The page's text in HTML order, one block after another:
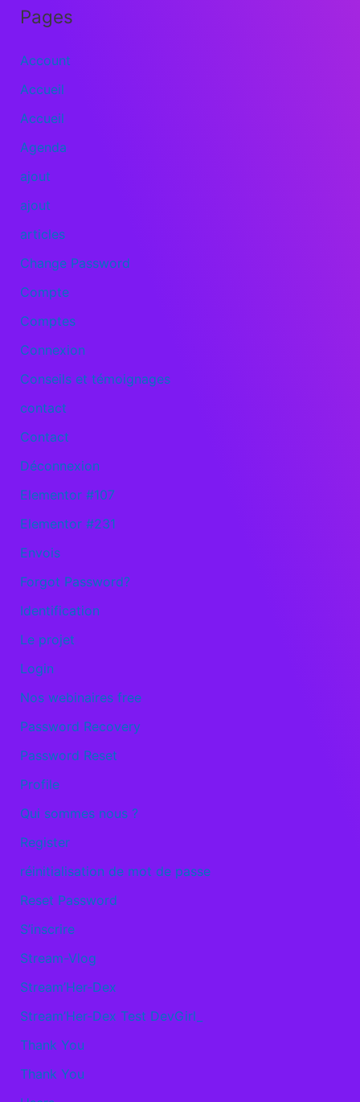
Pages
Account
Accueil
Accueil
Agenda
ajout
ajout
articles
Change Password
Compte
Comptes
Connexion
Conseils et témoignages
contact
Contact
Déconnexion
Elementor #107
Elementor #231
Envois
Forgot Password?
Identification
Le projet
Login
Nos webinaires free
Password Recovery
Password Reset
Profile
Qui sommes nous ?
Register
réinitialisation de mot de passe
Reset Password
S’inscrire
Stream-Vlog
Stream’Her-Dex
Stream’Her-Dex Test DevGirl_
Thank You
Thank You